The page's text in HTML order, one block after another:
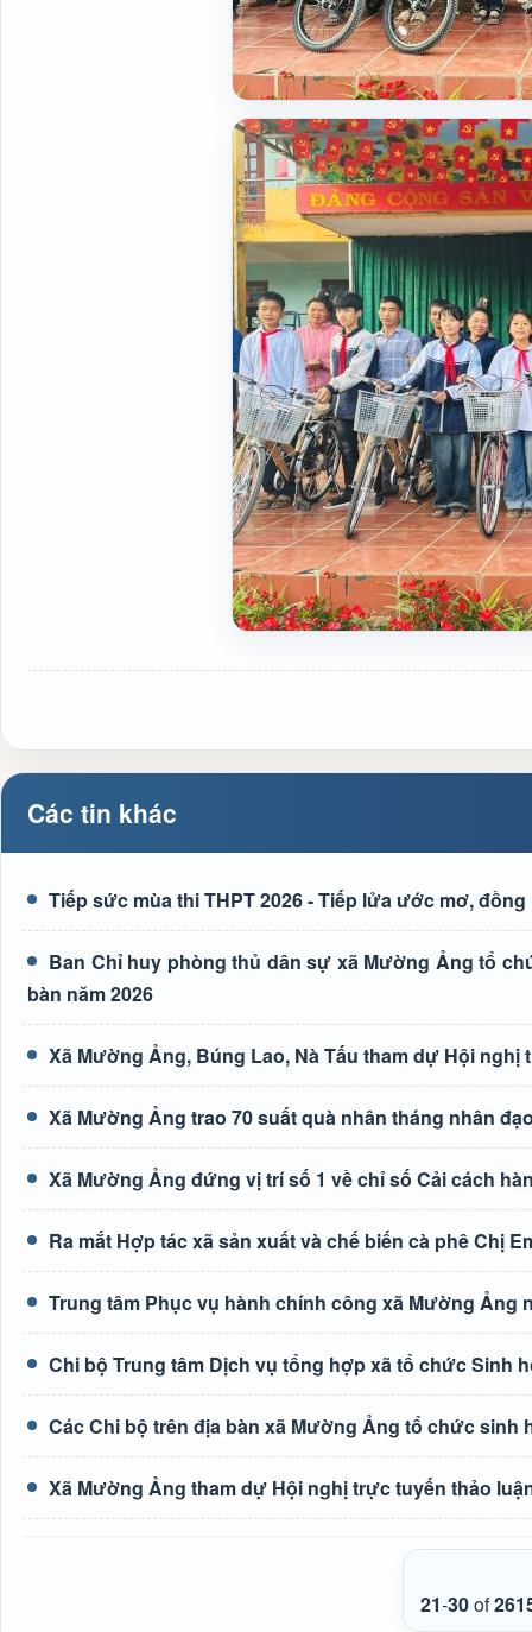
Các tin khác
Tiếp sức mùa thi THPT 2026 - Tiếp lửa ước mơ,
Ban Chỉ huy phòng thủ dân sự xã Mường Ảng tổ
bàn năm 2026
Xã Mường Ảng, Búng Lao, Nà Tấu tham dự Hội
Xã Mường Ảng trao 70 suất quà nhân tháng nhân
Xã Mường Ảng đứng vị trí số 1 về chỉ số Cải cách
Ra mắt Hợp tác xã sản xuất và chế biến cà phê Chị
Trung tâm Phục vụ hành chính công xã Mường Ảng
Chi bộ Trung tâm Dịch vụ tổng hợp xã tổ chức Sinh
Các Chi bộ trên địa bàn xã Mường Ảng tổ chức sinh
Xã Mường Ảng tham dự Hội nghị trực tuyến thảo
21-30of